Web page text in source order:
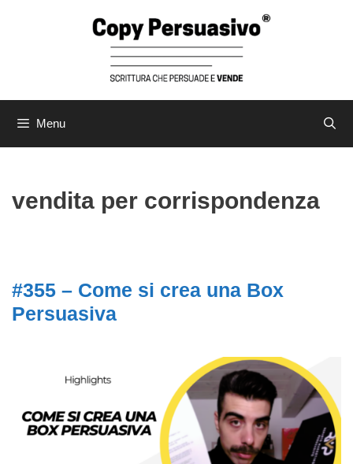
Menu
vendita per corrispondenza
#355 – Come si crea una Box
Persuasiva